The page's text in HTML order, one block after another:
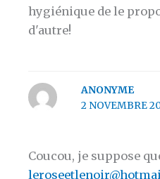
hygiénique de le
d'autre!
ANONYME
2 NOVEMBRE
Coucou, je suppose